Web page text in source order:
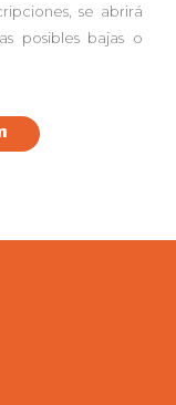
se abrirá
posibles bajas o